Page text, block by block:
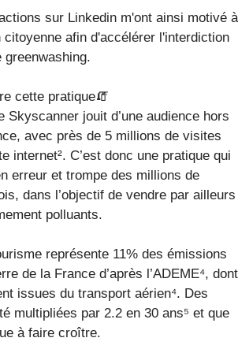
sur Linkedin m'ont ainsi motivé à
afin d'accélérer l'interdiction
greenwashing.
cette pratique🧯
Skyscanner jouit d’une audience hors
avec près de 5 millions de visites
internet². C’est donc une pratique qui
erreur et trompe des millions de
dans l’objectif de vendre par ailleurs
polluants.
représente 11% des émissions
de la France d’après l’ADEME⁴, dont
issues du transport aérien⁴. Des
multipliées par 2.2 en 30 ans⁵ et que
à faire croître.